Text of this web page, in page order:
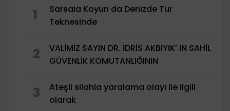
1
Sarsala Koyun da Denizde Tur
Teknesinde
2
VALİMİZ SAYIN DR. İDRİS AKBIYIK’ IN SAHİL
GÜVENLİK KOMUTANLIĞININ
3
Ateşli silahla yaralama olayı ile ilgili
olarak